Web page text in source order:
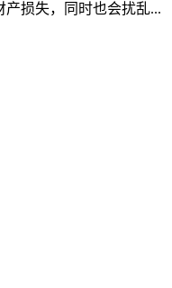
损失，同时也会扰乱...